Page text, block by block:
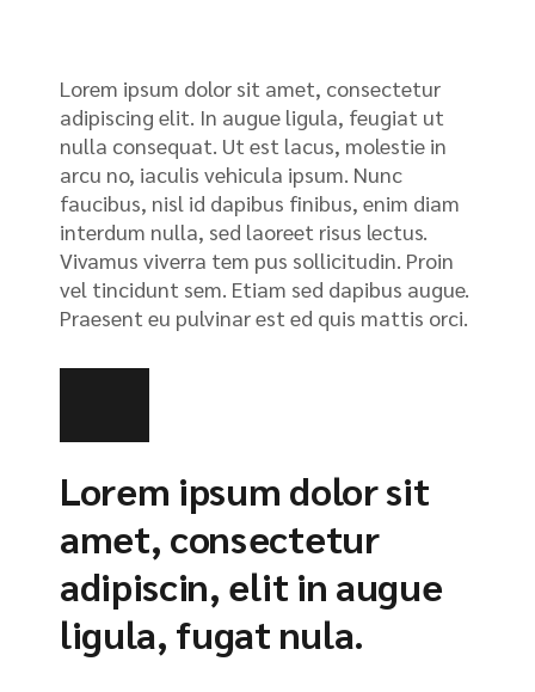
Lorem ipsum dolor sit amet, consectetur
adipiscing elit. In augue ligula, feugiat ut
nulla consequat. Ut est lacus, molestie in
arcu no, iaculis vehicula ipsum. Nunc
faucibus, nisl id dapibus finibus, enim diam
interdum nulla, sed laoreet risus lectus.
Vivamus viverra tem pus sollicitudin. Proin
vel tincidunt sem. Etiam sed dapibus augue.
Praesent eu pulvinar est ed quis mattis orci.
Lorem ipsum dolor sit
amet, consectetur
adipiscin, elit in augue
ligula, fugat nula.